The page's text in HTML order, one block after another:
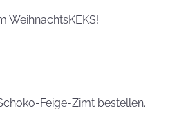
WeihnachtsKEKS!
Feige-Zimt bestellen.